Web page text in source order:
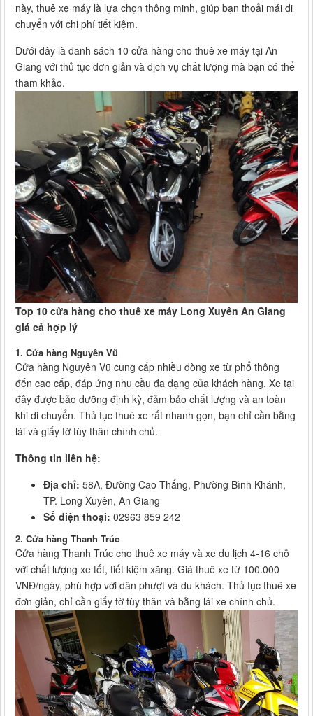
này, thuê xe máy là lựa chọn thông minh, giúp bạn thoải mái di
chuyển với chi phí tiết kiệm.
Dưới đây là danh sách 10 cửa hàng cho thuê xe máy tại An
Giang với thủ tục đơn giản và dịch vụ chất lượng mà bạn có thể
tham khảo.
Top 10 cửa hàng cho thuê xe máy Long Xuyên An Giang
giá cả hợp lý
1. Cửa hàng Nguyên Vũ
Cửa hàng Nguyên Vũ cung cấp nhiều dòng xe từ phổ thông
đến cao cấp, đáp ứng nhu cầu đa dạng của khách hàng. Xe tại
đây được bảo dưỡng định kỳ, đảm bảo chất lượng và an toàn
khi di chuyển. Thủ tục thuê xe rất nhanh gọn, bạn chỉ cần bằng
lái và giấy tờ tùy thân chính chủ.
Thông tin liên hệ:
Địa chỉ: 58A, Đường Cao Thắng, Phường Bình Khánh,
TP. Long Xuyên, An Giang
Số điện thoại: 02963 859 242
2. Cửa hàng Thanh Trúc
Cửa hàng Thanh Trúc cho thuê xe máy và xe du lịch 4-16 chỗ
với chất lượng xe tốt, tiết kiệm xăng. Giá thuê xe từ 100.000
VNĐ/ngày, phù hợp với dân phượt và du khách. Thủ tục thuê xe
đơn giản, chỉ cần giấy tờ tùy thân và bằng lái xe chính chủ.